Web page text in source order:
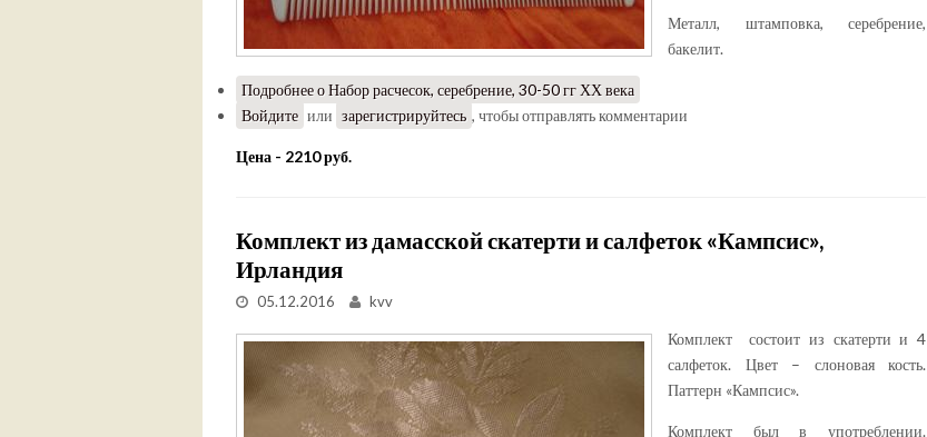
Металл, штамповка, серебрение,
бакелит.
Подробнеео Набор расчесок, серебрение, 30-50 гг ХХ века
Войдите или зарегистрируйтесь , чтобы отправлять комментарии
Цена - 2210 руб.
Комплект из дамасской скатерти и салфеток «Кампсис»,
Ирландия
05.12.2016 kvv
Комплект состоит из скатерти и 4
салфеток. Цвет – слоновая кость.
Паттерн «Кампсис».
Комплект был в употреблении.